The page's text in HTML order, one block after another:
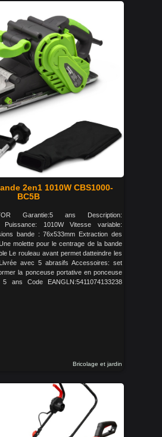
2en1 1010W CBS1000-
BC5B
Garantie:5 ans Description:
1010W Vitesse variable:
bande : 76x533mm Extraction des
molette pour le centrage de la bande
Le rouleau avant permet datteindre les
avec 5 abrasifs Accessoires: set
la ponceuse portative en ponceuse
ans Code EANGLN:5411074133238
Bricolage et jardin